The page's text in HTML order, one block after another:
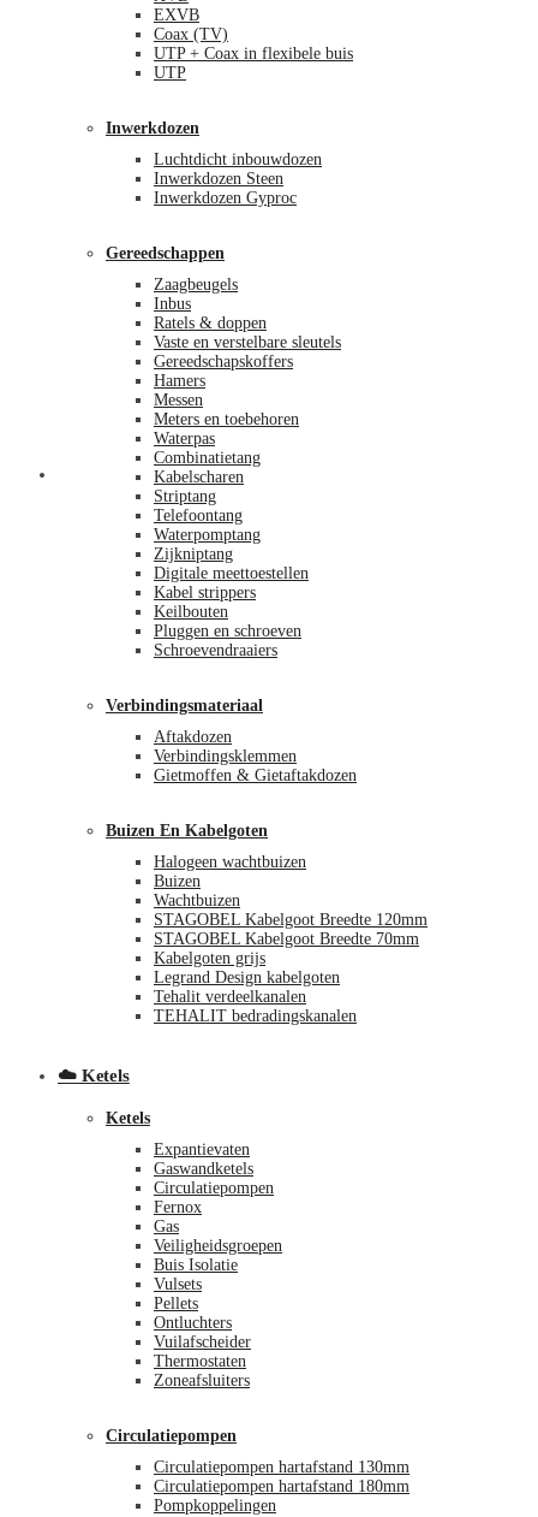
EXVB
Coax (TV)
UTP + Coax in flexibele buis
UTP
Inwerkdozen
Luchtdicht inbouwdozen
Inwerkdozen Steen
Inwerkdozen Gyproc
Gereedschappen
Zaagbeugels
Inbus
Ratels & doppen
Vaste en verstelbare sleutels
Gereedschapskoffers
Hamers
Messen
Meters en toebehoren
Waterpas
Combinatietang
Kabelscharen
Striptang
Telefoontang
Waterpomptang
Zijkniptang
Digitale meettoestellen
Kabel strippers
Keilbouten
Pluggen en schroeven
Schroevendraaiers
Verbindingsmateriaal
Aftakdozen
Verbindingsklemmen
Gietmoffen & Gietaftakdozen
Buizen En Kabelgoten
Halogeen wachtbuizen
Buizen
Wachtbuizen
STAGOBEL Kabelgoot Breedte 120mm
STAGOBEL Kabelgoot Breedte 70mm
Kabelgoten grijs
Legrand Design kabelgoten
Tehalit verdeelkanalen
TEHALIT bedradingskanalen
☁️ Ketels
Ketels
Expantievaten
Gaswandketels
Circulatiepompen
Fernox
Gas
Veiligheidsgroepen
Buis Isolatie
Vulsets
Pellets
Ontluchters
Vuilafscheider
Thermostaten
Zoneafsluiters
Circulatiepompen
Circulatiepompen hartafstand 130mm
Circulatiepompen hartafstand 180mm
Pompkoppelingen